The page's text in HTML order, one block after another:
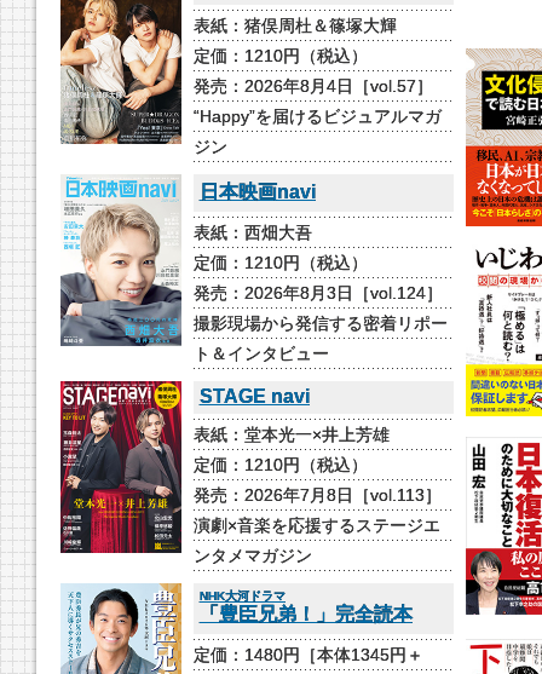
表紙：猪俣周杜＆篠塚大輝
定価：1210円（税込）
発売：2026年8月4日［vol.57］
“Happy”を届けるビジュアルマガ
ジン
日本映画navi
表紙：西畑大吾
定価：1210円（税込）
発売：2026年8月3日［vol.124］
撮影現場から発信する密着リポー
ト＆インタビュー
STAGE navi
表紙：堂本光一×井上芳雄
定価：1210円（税込）
発売：2026年7月8日［vol.113］
演劇×音楽を応援するステージエ
ンタメマガジン
NHK大河ドラマ
「豊臣兄弟！」完全読本
定価：1480円［本体1345円＋